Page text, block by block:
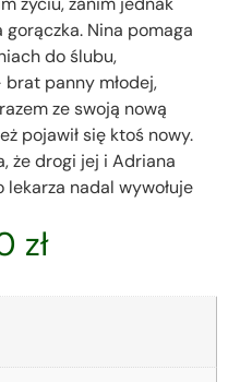
Nina pomaga
do ślubu,
panny młodej,
ze swoją nową
pojawił się ktoś nowy.
że drogi jej i Adriana
lekarza nadal wywołuje
zł